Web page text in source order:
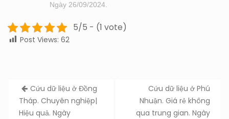
Ngày 26/09/2024.
5/5 - (1 vote)
Post Views: 62
Post
navigation
Cứu dữ liệu ở Đồng
Tháp. Chuyên nghiệp|
Hiệu quả. Ngày
Cứu dữ liệu ở Phú
Nhuận. Giá rẻ không
qua trung gian. Ngày